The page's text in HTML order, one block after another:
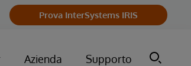
Prova InterSystems IRIS
Azienda Supporto